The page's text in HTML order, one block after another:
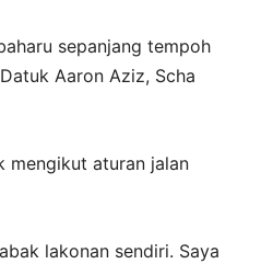
sepanjang tempoh
Aaron Aziz, Scha
mengikut aturan jalan
lakonan sendiri. Saya